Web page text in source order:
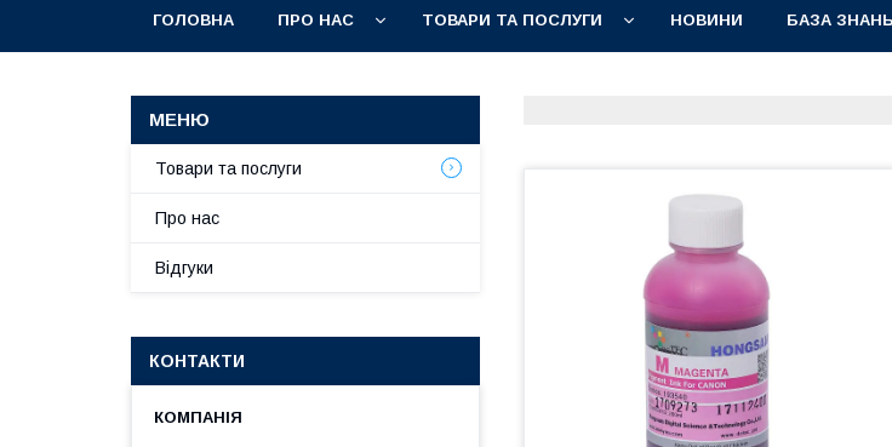
ГОЛОВНА ПРО НАС ТОВАРИ ТА ПОСЛУГИ НОВИНИ БАЗА ЗНАНЬ
Товари та послуги
Про нас
Відгуки
КОНТАКТИ